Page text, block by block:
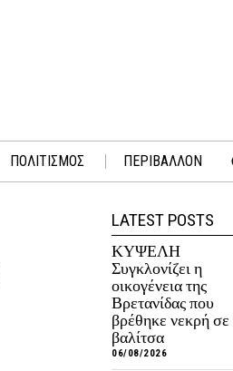
ΠΟΛΙΤΙΣΜΟΣ ΠΕΡΙΒΑΛΛΟΝ
LATEST POSTS
ΚΥΨΕΛΗ
Συγκλονίζει η
οικογένεια της
Βρετανίδας που
βρέθηκε νεκρή σε
βαλίτσα
06/08/2026